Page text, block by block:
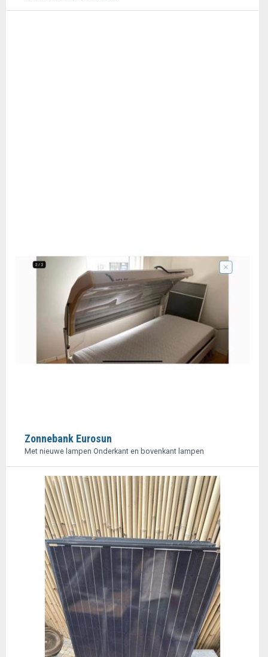
Zonnebank Eurosun
Met nieuwe lampen Onderkant en bovenkant lampen